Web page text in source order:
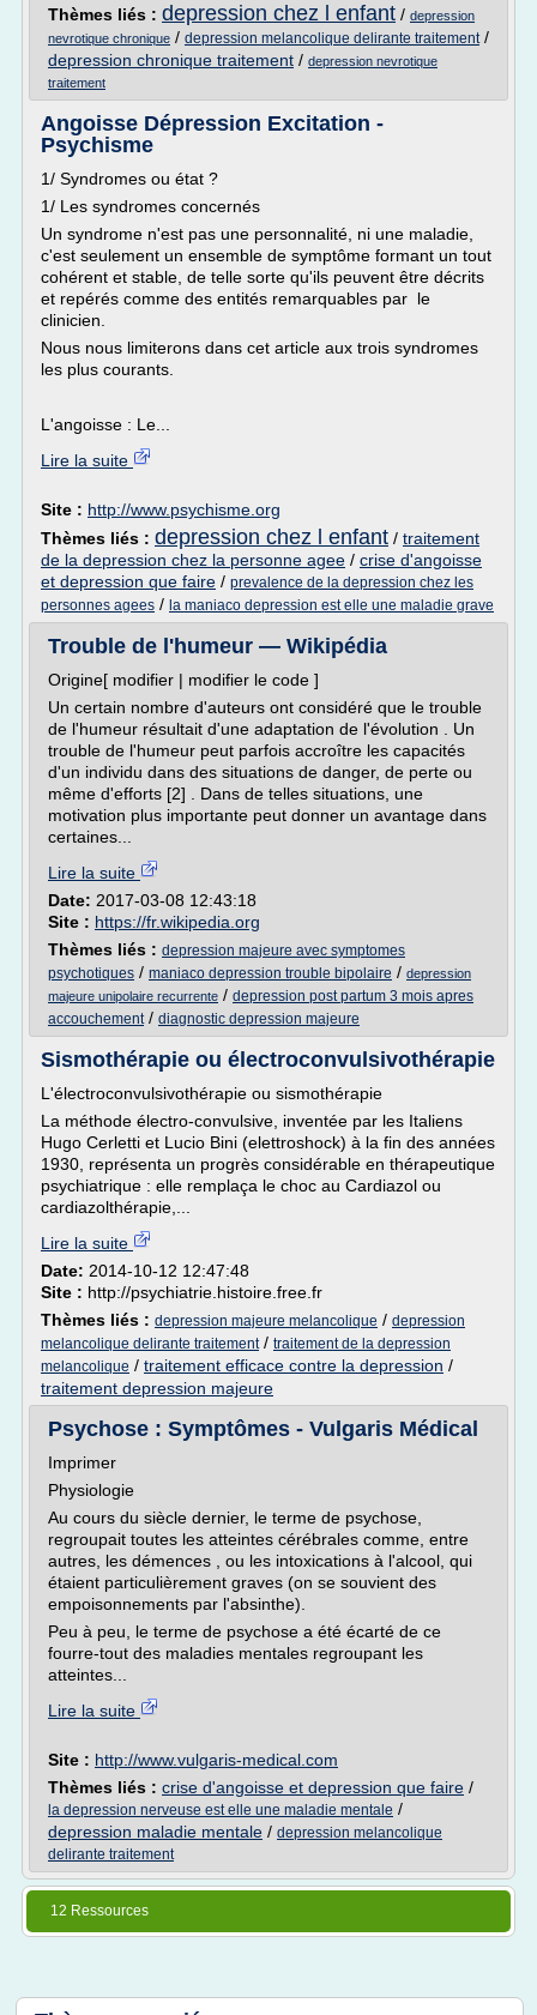
Thèmes liés : depression chez l enfant / depression
nevrotique chronique / depression melancolique delirante traitement/
depression chronique traitement / depression nevrotique
traitement
Angoisse Dépression Excitation -
Psychisme
1/ Syndromes ou état ?
1/ Les syndromes concernés
Un syndrome n'est pas une personnalité, ni une maladie,
c'est seulement un ensemble de symptôme formant un tout
cohérent et stable, de telle sorte qu'ils peuvent être décrits
et repérés comme des entités remarquables par le
clinicien.
Nous nous limiterons dans cet article aux trois syndromes
les plus courants.
L'angoisse : Le...
Lire la suite
Site : http://www.psychisme.org
Thèmes liés : depression chez l enfant / traitement
de la depression chez la personne agee / crise d'angoisse
et depression que faire / prevalence de la depression chez les
personnes agees / la maniaco depression est elle une maladie grave
Trouble de l'humeur — Wikipédia
Origine[ modifier | modifier le code ]
Un certain nombre d'auteurs ont considéré que le trouble
de l'humeur résultait d'une adaptation de l'évolution . Un
trouble de l'humeur peut parfois accroître les capacités
d'un individu dans des situations de danger, de perte ou
même d'efforts [2] . Dans de telles situations, une
motivation plus importante peut donner un avantage dans
certaines...
Lire la suite
Date: 2017-03-08 12:43:18
Site : https://fr.wikipedia.org
Thèmes liés : depression majeure avec symptomes
psychotiques / maniaco depression trouble bipolaire / depression
majeure unipolaire recurrente / depression post partum 3 mois apres
accouchement/ diagnostic depression majeure
Sismothérapie ou électroconvulsivothérapie
L'électroconvulsivothérapie ou sismothérapie
La méthode électro-convulsive, inventée par les Italiens
Hugo Cerletti et Lucio Bini (elettroshock) à la fin des années
1930, représenta un progrès considérable en thérapeutique
psychiatrique : elle remplaça le choc au Cardiazol ou
cardiazolthérapie,...
Lire la suite
Date: 2014-10-12 12:47:48
Site : http://psychiatrie.histoire.free.fr
Thèmes liés : depression majeure melancolique / depression
melancolique delirante traitement/ traitement de la depression
melancolique / traitement efficace contre la depression /
traitement depression majeure
Psychose : Symptômes - Vulgaris Médical
Imprimer
Physiologie
Au cours du siècle dernier, le terme de psychose,
regroupait toutes les atteintes cérébrales comme, entre
autres, les démences , ou les intoxications à l'alcool, qui
étaient particulièrement graves (on se souvient des
empoisonnements par l'absinthe).
Peu à peu, le terme de psychose a été écarté de ce
fourre-tout des maladies mentales regroupant les
atteintes...
Lire la suite
Site : http://www.vulgaris-medical.com
Thèmes liés : crise d'angoisse et depression que faire /
la depression nerveuse est elle une maladie mentale /
depression maladie mentale / depression melancolique
delirante traitement
12 Ressources